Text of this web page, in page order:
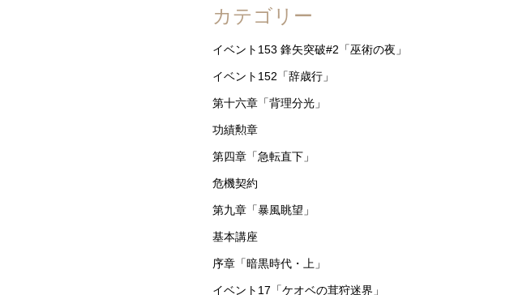
カテゴリー
イベント153 鋒矢突破#2「巫術の夜」
イベント152「辞歳行」
第十六章「背理分光」
功績勲章
第四章「急転直下」
危機契約
第九章「暴風眺望」
基本講座
序章「暗黒時代・上」
イベント17「ケオベの茸狩迷界」